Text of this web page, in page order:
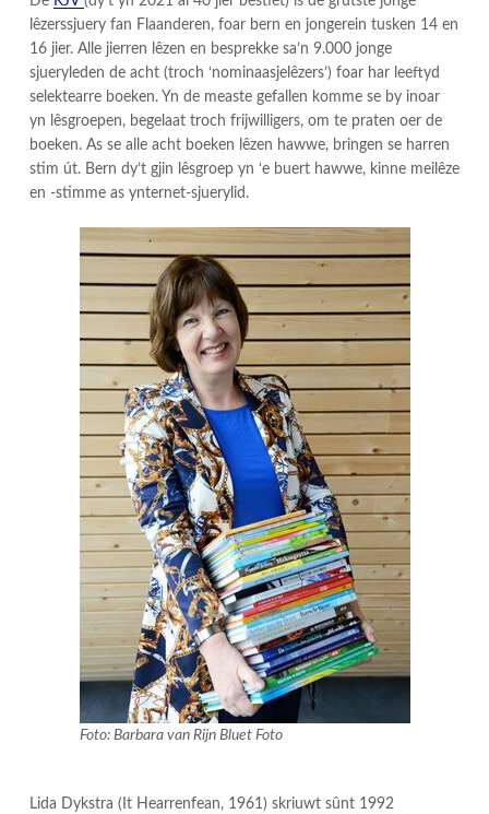
lêzerssjuery fan Flaanderen, foar bern en jongerein tusken 14 en
16 jier. Alle jierren lêzen en besprekke sa’n 9.000 jonge
sjueryleden de acht (troch ‘nominaasjelêzers’) foar har leeftyd
selektearre boeken. Yn de measte gefallen komme se by inoar
yn lêsgroepen, begelaat troch frijwilligers, om te praten oer de
boeken. As se alle acht boeken lêzen hawwe, bringen se harren
stim út. Bern dy’t gjin lêsgroep yn ‘e buert hawwe, kinne meilêze
en -stimme as ynternet-sjuerylid.
Foto: Barbara van Rijn Bluet Foto
Lida Dykstra (It Hearrenfean, 1961) skriuwt sûnt 1992